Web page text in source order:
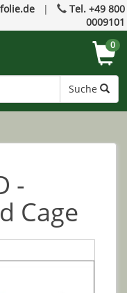
|
Tel. +49 800
0009101
Suche
0
-
Cage